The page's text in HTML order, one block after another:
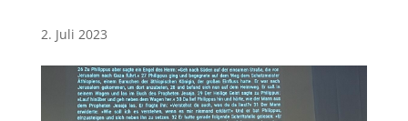
2. Juli 2023